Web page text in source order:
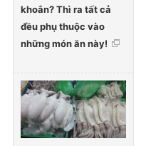
khoắn? Thì ra tất cả
đều phụ thuộc vào
những món ăn này!